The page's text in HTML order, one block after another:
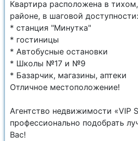
Квартира расположена в
районе, в шаговой доступности:
* станция "Минутка"
* гостиницы
* Автобусные остановки
* Школы №17 и №9
* Базарчик, магазины, аптеки
Отличное местоположение!
Агентство недвижимости «VIP
профессионально подобрать
Вас!